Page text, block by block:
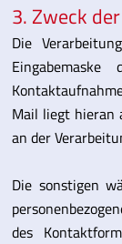
3. Zweck
Die
Mail liegt hieran
an der
Die sonstigen
des